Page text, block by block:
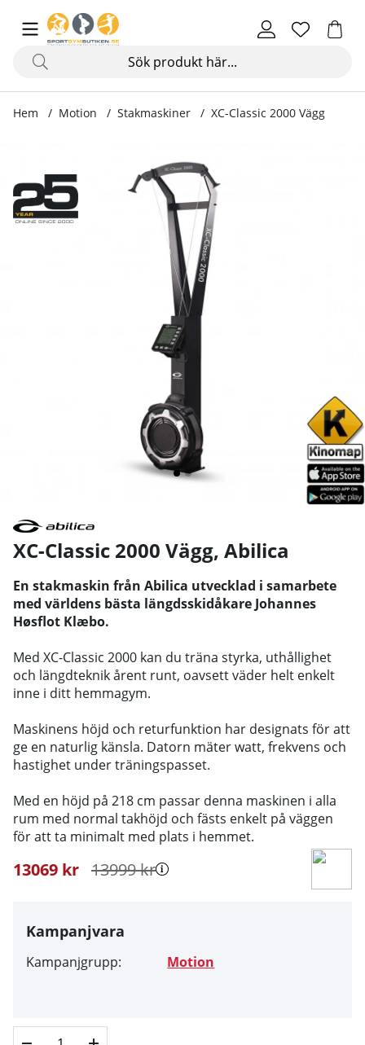
Hem Motion Stakmaskiner XC-Classic 2000 Vägg
XC-Classic 2000 Vägg, Abilica
En stakmaskin från Abilica utvecklad i samarbete
med världens bästa längdsskidåkare Johannes
Høsflot Klæbo.
Med XC-Classic 2000 kan du träna styrka, uthållighet
och längdteknik årent runt, oavsett väder helt enkelt
inne i ditt hemmagym.
Maskinens höjd och returfunktion har designats för att
ge en naturlig känsla. Datorn mäter watt, frekvens och
hastighet under träningspasset.
Med en höjd på 218 cm passar denna maskinen i alla
rum med normal takhöjd och fästs enkelt på väggen
för att ta minimalt med plats i hemmet.
13999kr
13069 kr
Kampanjvara
Kampanjgrupp: Motion